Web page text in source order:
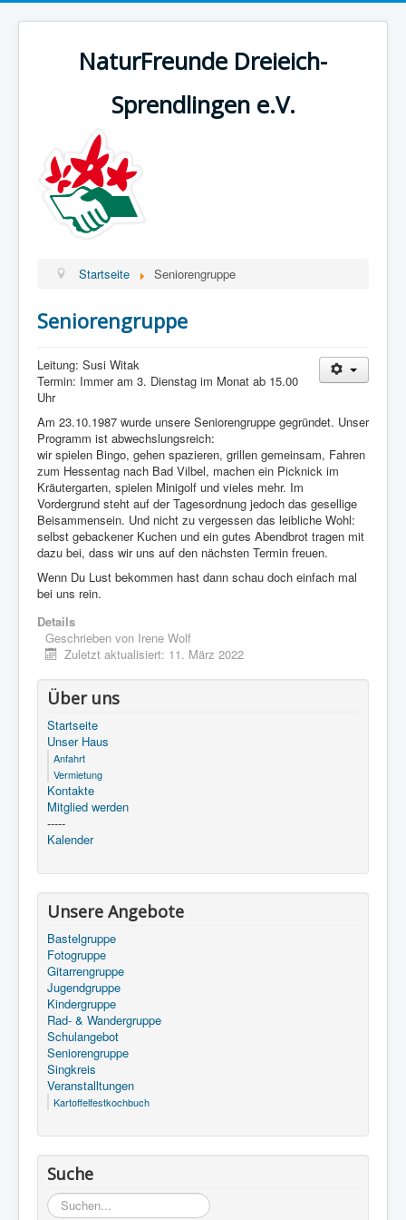
NaturFreunde Dreieich-
Sprendlingen e.V.
Startseite Seniorengruppe
Seniorengruppe
Leitung: Susi Witak
Termin: Immer am 3. Dienstag im Monat ab 15.00
Uhr
Am 23.10.1987 wurde unsere Seniorengruppe gegründet. Unser
Programm ist abwechslungsreich:
wir spielen Bingo, gehen spazieren, grillen gemeinsam, Fahren
zum Hessentag nach Bad Vilbel, machen ein Picknick im
Kräutergarten, spielen Minigolf und vieles mehr. Im
Vordergrund steht auf der Tagesordnung jedoch das gesellige
Beisammensein. Und nicht zu vergessen das leibliche Wohl:
selbst gebackener Kuchen und ein gutes Abendbrot tragen mit
dazu bei, dass wir uns auf den nächsten Termin freuen.
Wenn Du Lust bekommen hast dann schau doch einfach mal
bei uns rein.
Details
Geschrieben von Irene Wolf
Zuletzt aktualisiert: 11. März 2022
Über uns
Startseite
Unser Haus
Anfahrt
Vermietung
Kontakte
Mitglied werden
-----
Kalender
Unsere Angebote
Bastelgruppe
Fotogruppe
Gitarrengruppe
Jugendgruppe
Kindergruppe
Rad- & Wandergruppe
Schulangebot
Seniorengruppe
Singkreis
Veranstalltungen
Kartoffelfestkochbuch
Suche
Suchen...